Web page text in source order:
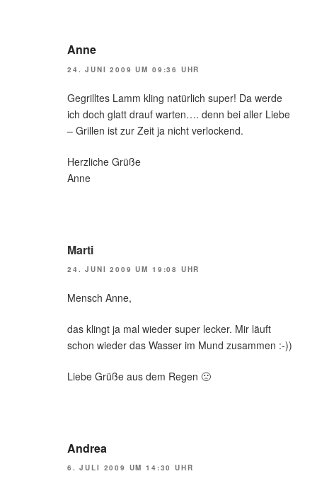
Anne
24. JUNI 2009 UM 09:36 UHR
Gegrilltes Lamm kling natürlich super! Da werde
ich doch glatt drauf warten…. denn bei aller Liebe
– Grillen ist zur Zeit ja nicht verlockend.
Herzliche Grüße
Anne
Marti
24. JUNI 2009 UM 19:08 UHR
Mensch Anne,
das klingt ja mal wieder super lecker. Mir läuft
schon wieder das Wasser im Mund zusammen :-))
Liebe Grüße aus dem Regen 🙁
Andrea
6. JULI 2009 UM 14:30 UHR